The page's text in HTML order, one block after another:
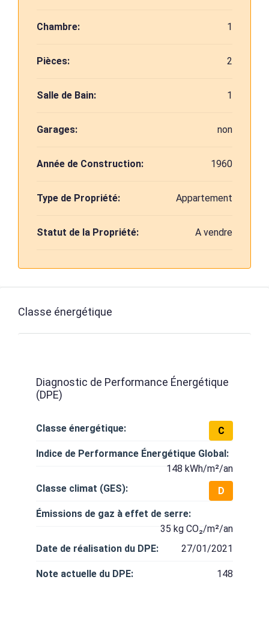
Chambre: 1
Pièces: 2
Salle de Bain: 1
Garages: non
Année de Construction: 1960
Type de Propriété: Appartement
Statut de la Propriété: A vendre
Classe énergétique
Diagnostic de Performance Énergétique
(DPE)
Classe énergétique:
C
Indice de Performance Énergétique Global:
148 kWh/m²/an
Classe climat (GES):
D
Émissions de gaz à effet de serre:
35 kg CO₂/m²/an
Date de réalisation du DPE:
27/01/2021
Note actuelle du DPE: 148